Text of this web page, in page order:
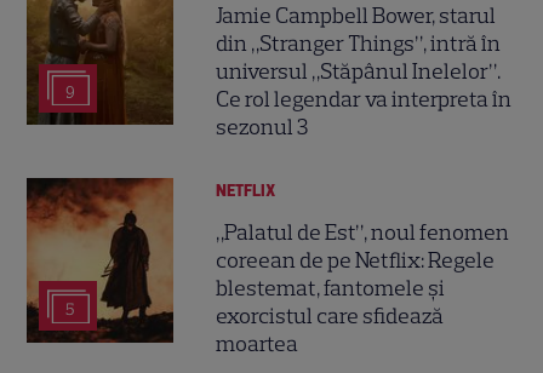
9
Jamie Campbell Bower, starul
din „Stranger Things”, intră în
universul „Stăpânul Inelelor”.
Ce rol legendar va interpreta în
sezonul 3
5
NETFLIX
„Palatul de Est”, noul fenomen
coreean de pe Netflix: Regele
blestemat, fantomele și
exorcistul care sfidează
moartea